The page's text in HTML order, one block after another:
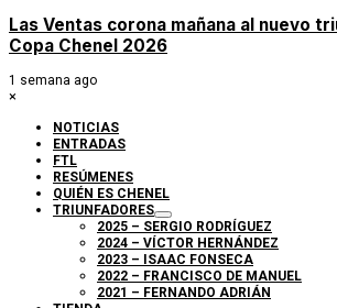
Las Ventas corona mañana al nuevo
Copa Chenel 2026
1 semana ago
×
NOTICIAS
ENTRADAS
FTL
RESÚMENES
QUIÉN ES CHENEL
TRIUNFADORES
2025 – SERGIO RODRÍGUEZ
2024 – VÍCTOR HERNÁNDEZ
2023 – ISAAC FONSECA
2022 – FRANCISCO DE MANUEL
2021 – FERNANDO ADRIÁN